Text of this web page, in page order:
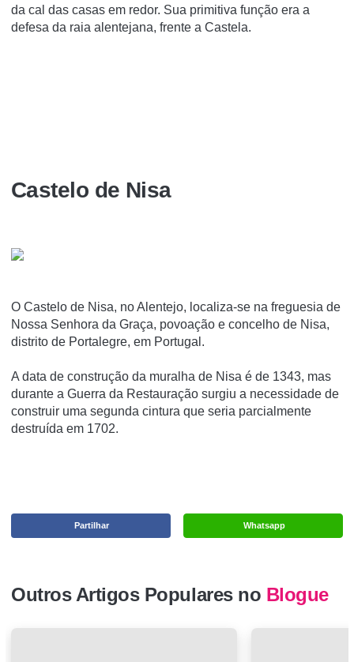
da cal das casas em redor. Sua primitiva função era a
defesa da raia alentejana, frente a Castela.
Castelo de Nisa
O Castelo de Nisa, no Alentejo, localiza-se na freguesia de
Nossa Senhora da Graça, povoação e concelho de Nisa,
distrito de Portalegre, em Portugal.
A data de construção da muralha de Nisa é de 1343, mas
durante a Guerra da Restauração surgiu a necessidade de
construir uma segunda cintura que seria parcialmente
destruída em 1702.
Whatsapp
Partilhar
Outros Artigos Populares no Blogue